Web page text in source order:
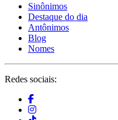
Sinônimos
Destaque do dia
Antônimos
Blog
Nomes
Redes sociais: